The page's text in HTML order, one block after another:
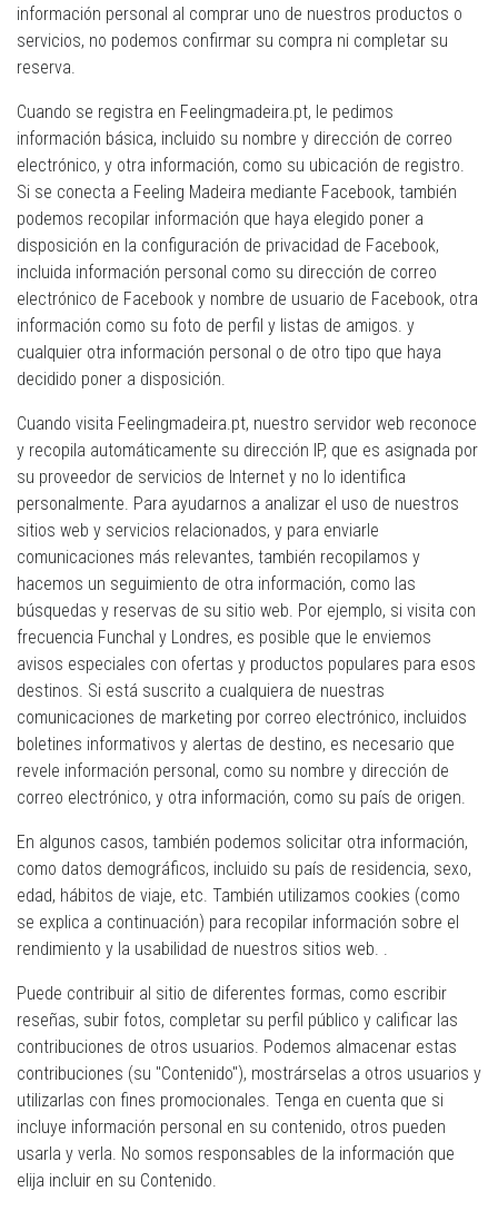
información personal al comprar uno de nuestros productos o
servicios, no podemos confirmar su compra ni completar su
reserva.
Cuando se registra en Feelingmadeira.pt, le pedimos
información básica, incluido su nombre y dirección de correo
electrónico, y otra información, como su ubicación de registro.
Si se conecta a Feeling Madeira mediante Facebook, también
podemos recopilar información que haya elegido poner a
disposición en la configuración de privacidad de Facebook,
incluida información personal como su dirección de correo
electrónico de Facebook y nombre de usuario de Facebook, otra
información como su foto de perfil y listas de amigos. y
cualquier otra información personal o de otro tipo que haya
decidido poner a disposición.
Cuando visita Feelingmadeira.pt, nuestro servidor web reconoce
y recopila automáticamente su dirección IP, que es asignada por
su proveedor de servicios de Internet y no lo identifica
personalmente. Para ayudarnos a analizar el uso de nuestros
sitios web y servicios relacionados, y para enviarle
comunicaciones más relevantes, también recopilamos y
hacemos un seguimiento de otra información, como las
búsquedas y reservas de su sitio web. Por ejemplo, si visita con
frecuencia Funchal y Londres, es posible que le enviemos
avisos especiales con ofertas y productos populares para esos
destinos. Si está suscrito a cualquiera de nuestras
comunicaciones de marketing por correo electrónico, incluidos
boletines informativos y alertas de destino, es necesario que
revele información personal, como su nombre y dirección de
correo electrónico, y otra información, como su país de origen.
En algunos casos, también podemos solicitar otra información,
como datos demográficos, incluido su país de residencia, sexo,
edad, hábitos de viaje, etc. También utilizamos cookies (como
se explica a continuación) para recopilar información sobre el
rendimiento y la usabilidad de nuestros sitios web. .
Puede contribuir al sitio de diferentes formas, como escribir
reseñas, subir fotos, completar su perfil público y calificar las
contribuciones de otros usuarios. Podemos almacenar estas
contribuciones (su "Contenido"), mostrárselas a otros usuarios y
utilizarlas con fines promocionales. Tenga en cuenta que si
incluye información personal en su contenido, otros pueden
usarla y verla. No somos responsables de la información que
elija incluir en su Contenido.